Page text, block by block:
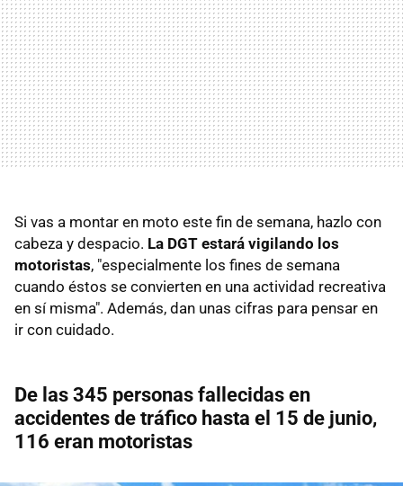
Si vas a montar en moto este fin de semana, hazlo con
cabeza y despacio. La DGT estará vigilando los
motoristas, "especialmente los fines de semana
cuando éstos se convierten en una actividad recreativa
en sí misma". Además, dan unas cifras para pensar en
ir con cuidado.
De las 345 personas fallecidas en
accidentes de tráfico hasta el 15 de junio,
116 eran motoristas